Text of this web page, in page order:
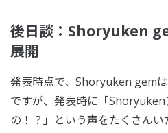
後日談：Shoryuken
展開
発表時点で、Shoryuken gem
ですが、発表時に「
の！？」という声をたくさん